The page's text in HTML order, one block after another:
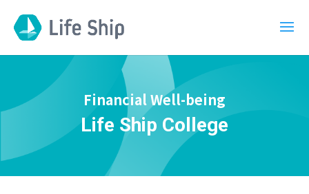
Financial Well-being
Life Ship College